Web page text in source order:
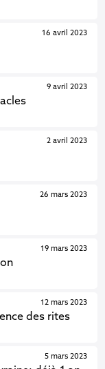
16 avril 2023
9 avril 2023
2 avril 2023
26 mars 2023
19 mars 2023
des rites
12 mars 2023
5 mars 2023